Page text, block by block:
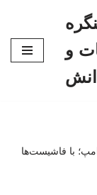
و
با فاشیست‌ها